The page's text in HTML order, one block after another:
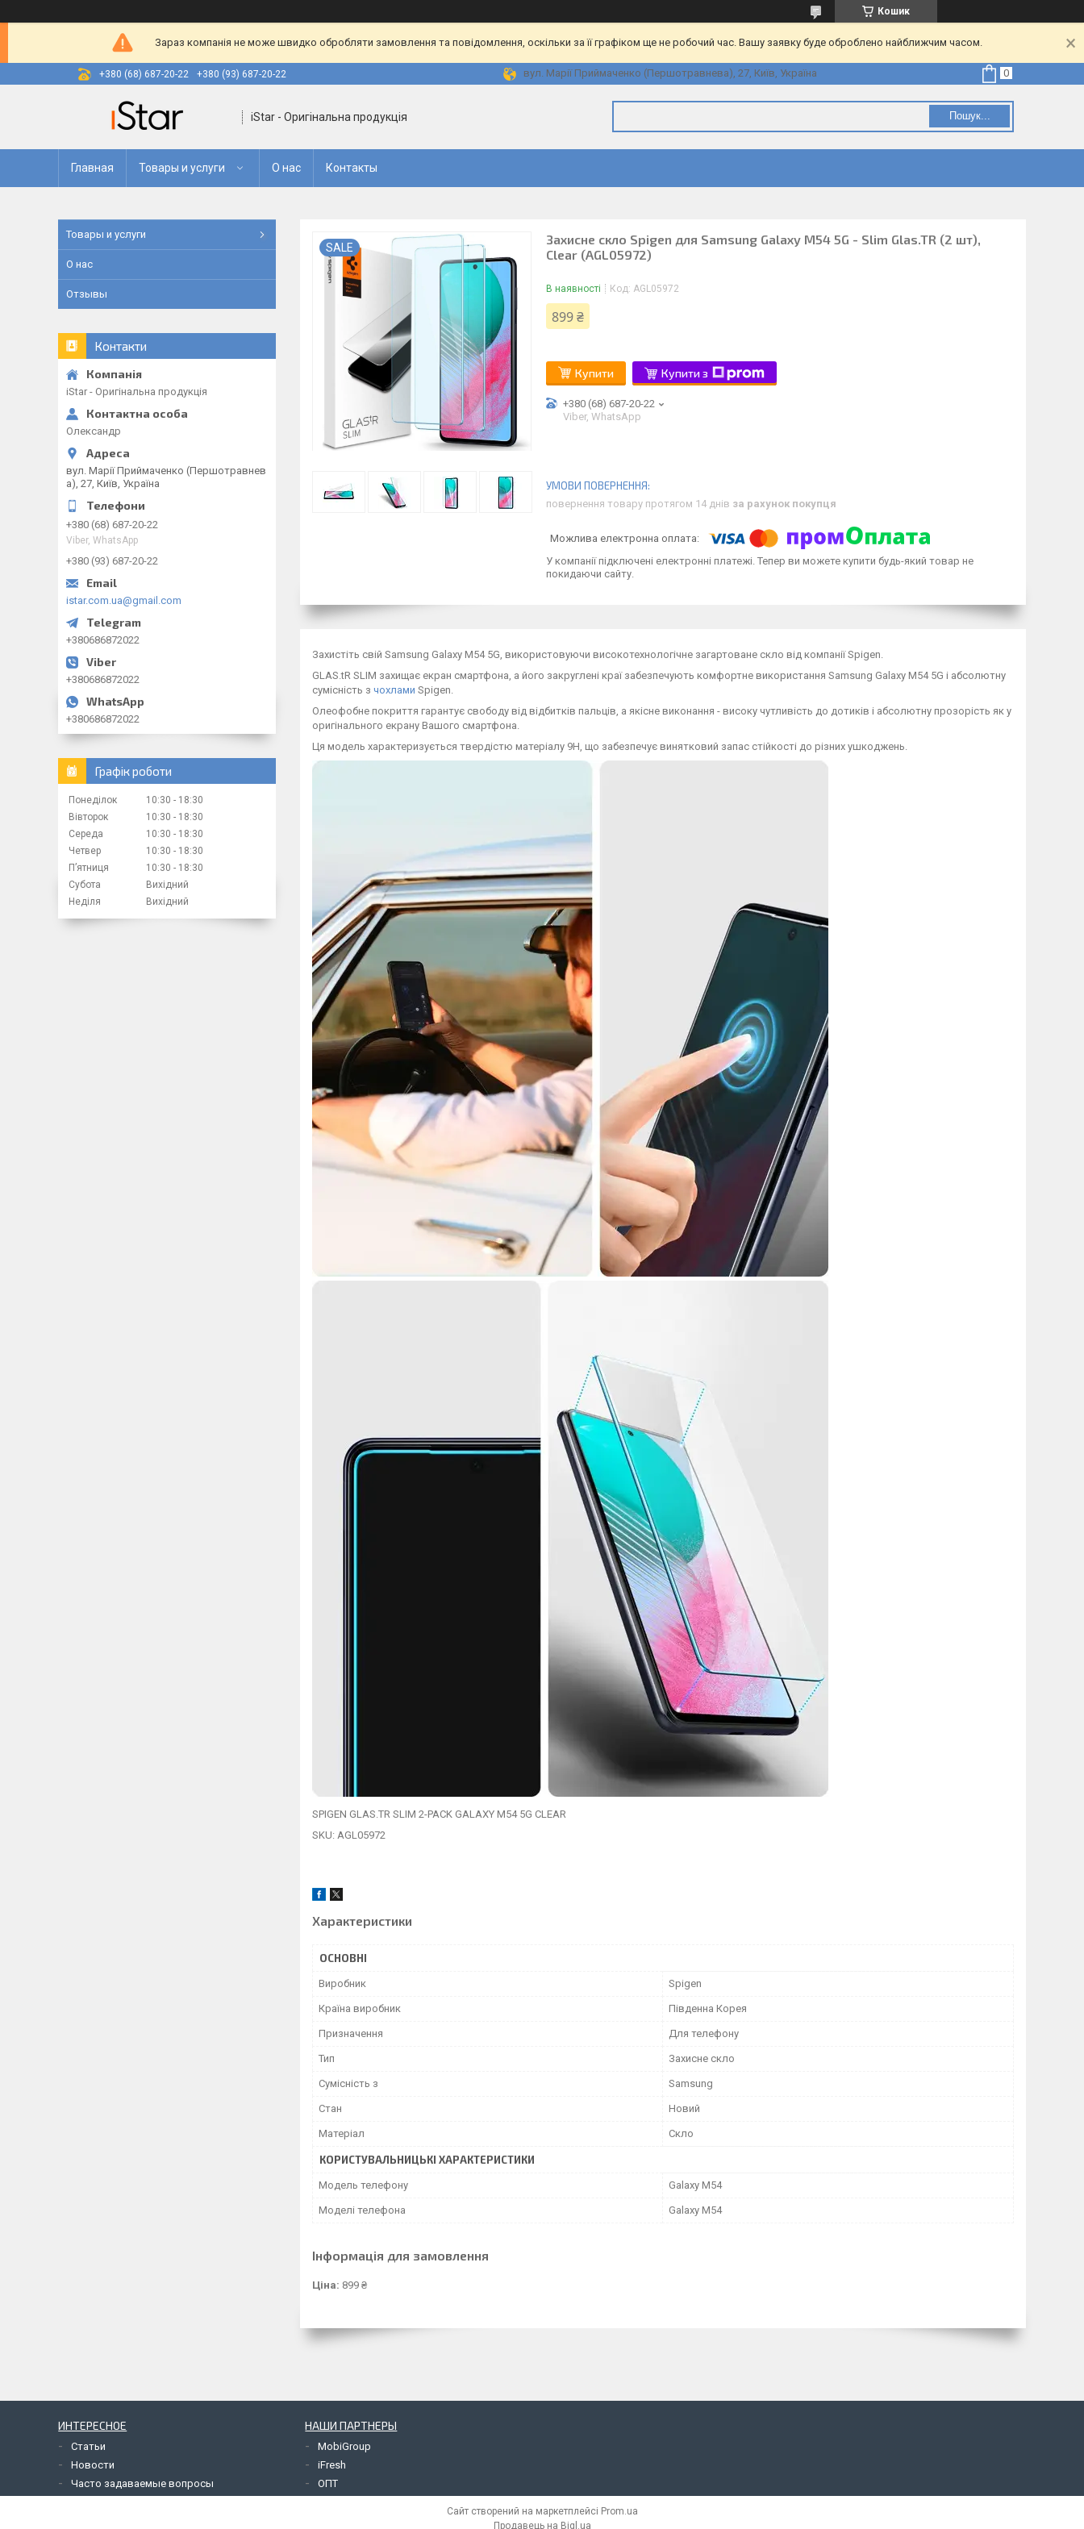
Кошик
Зараз компанія не може швидко обробляти замовлення та повідомлення, оскільки за її графіком ще не робочий час. Вашу заявку буде оброблено найближчим часом.
+380 (68) 687-20-22 +380 (93) 687-20-22 вул. Марії Приймаченко (Першотравнева), 27, Київ, Україна
iStar - Оригінальна продукція Пошук...
Главная Товары и услуги О нас Контакты
SALE
Захисне скло Spigen для Samsung Galaxy M54 5G - Slim Glas.TR (2 шт),
Clear (AGL05972)
В наявності Код: AGL05972
899 ₴
Купити Купити з
+380 (68) 687-20-22
Viber, WhatsApp
повернення товару протягом 14 днів за рахунок покупця
У компанії підключені електронні платежі. Тепер ви можете купити будь-який товар не
покидаючи сайту.
Захистіть свій Samsung Galaxy M54 5G, використовуючи високотехнологічне загартоване скло від компанії Spigen.
GLAS.tR SLIM захищає екран смартфона, а його закруглені краї забезпечують комфортне використання Samsung Galaxy M54 5G і абсолютну
сумісність з чохлами Spigen.
Олеофобне покриття гарантує свободу від відбитків пальців, а якісне виконання - високу чутливість до дотиків і абсолютну прозорість як у
оригінального екрану Вашого смартфона.
Ця модель характеризується твердістю матеріалу 9H, що забезпечує винятковий запас стійкості до різних ушкоджень.
SPIGEN GLAS.TR SLIM 2-PACK GALAXY M54 5G CLEAR
SKU: AGL05972
Характеристики
ОСНОВНІ
Виробник Spigen
Країна виробник Південна Корея
Призначення Для телефону
Тип Захисне скло
Сумісність з Samsung
Стан Новий
Матеріал Скло
КОРИСТУВАЛЬНИЦЬКІ ХАРАКТЕРИСТИКИ
Модель телефону Galaxy M54
Моделі телефона Galaxy M54
Інформація для замовлення
Ціна: 899 ₴
Товары и услуги
О нас
Отзывы
Контакти
iStar - Оригінальна продукція
Олександр
вул. Марії Приймаченко (Першотравнев
а), 27, Київ, Україна
+380 (68) 687-20-22
Viber, WhatsApp
+380 (93) 687-20-22
istar.com.ua@gmail.com
+380686872022
+380686872022
+380686872022
Графік роботи
Понеділок 10:30
18:30
Вівторок
10:30
18:30
Середа
10:30
18:30
Четвер
10:30
18:30
Пʼятниця
10:30
18:30
Субота
Вихідний
Неділя
Вихідний
ИНТЕРЕСНОЕ
Статьи
Новости
Часто задаваемые вопросы
НАШИ ПАРТНЕРЫ
MobiGroup
iFresh
ОПТ
Сайт створений на маркетплейсі Prom.ua
Продавець на Bigl.ua